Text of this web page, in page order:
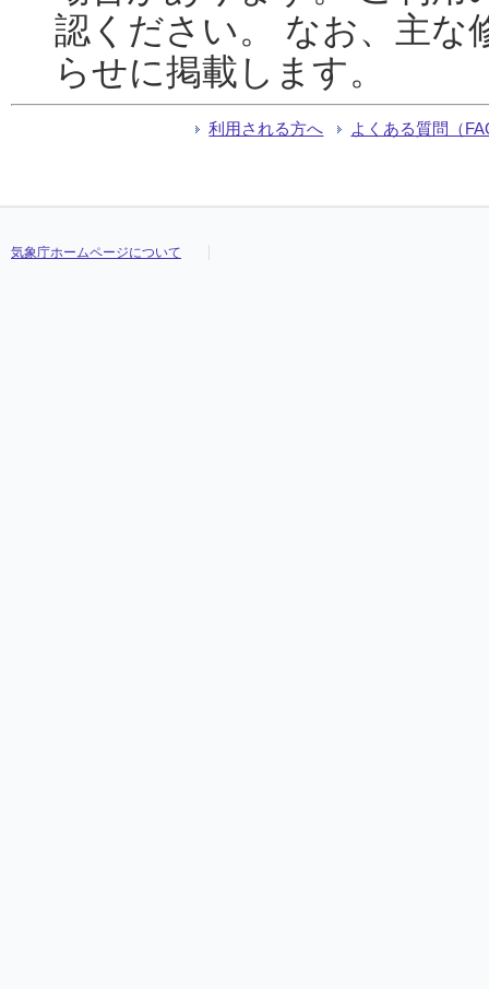
認ください。 なお、主な
らせに掲載します。
利用される方へ よくある質問（
気象庁ホームページについて